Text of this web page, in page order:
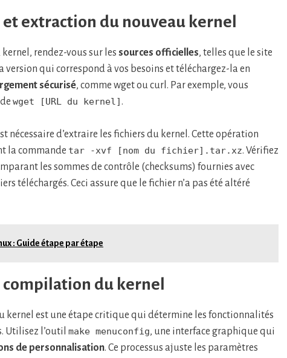
extraction du nouveau kernel
rendez-vous sur les sources officielles, telles que le site
version qui correspond à vos besoins et téléchargez-la en
sécurisé, comme wget ou curl. Par exemple, vous
wget [URL du kernel].
nécessaire d’extraire les fichiers du kernel. Cette opération
la commande tar -xvf [nom du fichier].tar.xz. Vérifiez
les sommes de contrôle (checksums) fournies avec
téléchargés. Ceci assure que le fichier n’a pas été altéré
: Guide étape par étape
du kernel
kernel est une étape critique qui détermine les fonctionnalités
Utilisez l’outil make menuconfig, une interface graphique qui
de personnalisation. Ce processus ajuste les paramètres